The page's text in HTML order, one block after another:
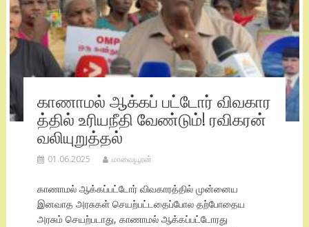
காணாமல் ஆக்கப் பட்டோர் விவகார
த்தில் உரியநீதி வேண்டும்! ரவிகரன்
வலியுறுத்தல்
01.06.2025 மாவையூரன்
காணாமல் ஆக்கப்பட்டோர் விவகாரத்தில் முன்னைய
இனவாத அரசுகள் செயற்பட்டதைப்போல தற்போதைய
அரசும் செயற்படாது, காணாமல் ஆக்கப்பட்டோரது